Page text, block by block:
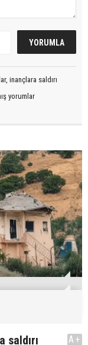
inançlara saldırı
yorumlar
saldırı
A+